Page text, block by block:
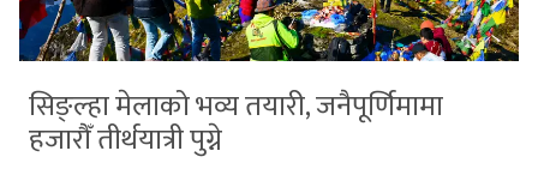
सिङ्ल्हा मेलाको भव्य तयारी, जनैपूर्णिमामा
हजारौँ तीर्थयात्री पुग्ने